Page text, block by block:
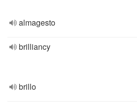
almagesto
brilliancy
brillo